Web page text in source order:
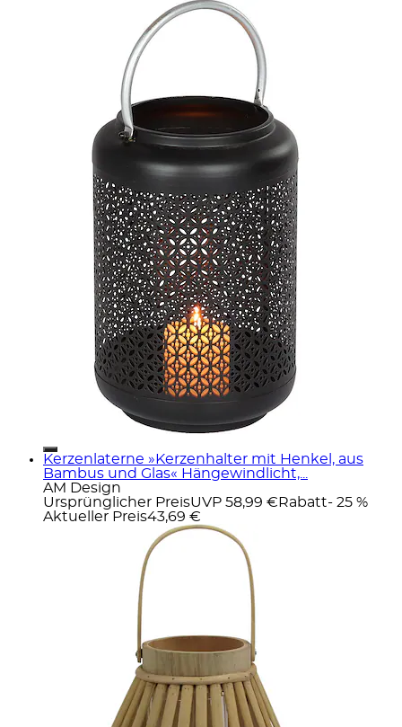
Kerzenlaterne »Kerzenhalter mit Henkel, aus
Bambus und Glas« Hängewindlicht,...
AM Design
Ursprünglicher PreisUVP 58,99 € Rabatt- 25 %
Aktueller Preis43,69 €